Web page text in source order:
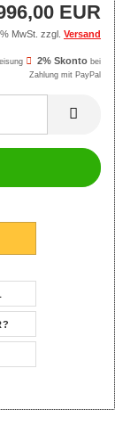
EUR
MwSt. zzgl. Versand
2% Skonto bei
Zahlung mit PayPal